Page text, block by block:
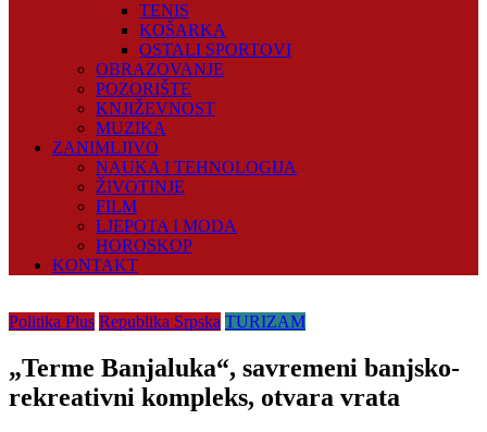
TENIS
KOŠARKA
OSTALI SPORTOVI
OBRAZOVANJE
POZORIŠTE
KNJIŽEVNOST
MUZIKA
ZANIMLJIVO
NAUKA I TEHNOLOGIJA
ŽIVOTINJE
FILM
LJEPOTA I MODA
HOROSKOP
KONTAKT
Politika Plus Republika Srpska TURIZAM
„Terme Banjaluka“, savremeni banjsko-
rekreativni kompleks, otvara vrata